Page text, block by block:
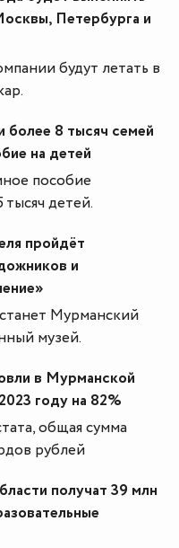
Петербурга и
будут летать в
8 тысяч семей
на детей
пособие
детей.
пройдёт
и
Мурманский
музей.
в Мурманской
году на 82%
общая сумма
рублей
получат 39 млн